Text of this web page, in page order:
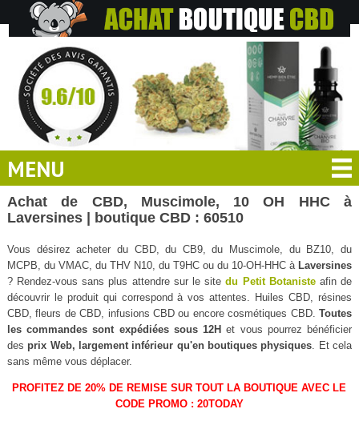
MENU
Achat de CBD, Muscimole, 10 OH HHC à
Laversines | boutique CBD : 60510
Vous désirez acheter du CBD, du CB9, du Muscimole, du BZ10, du
MCPB, du VMAC, du THV N10, du T9HC ou du 10-OH-HHC à Laversines
? Rendez-vous sans plus attendre sur le sitedu Petit Botanisteafin de
découvrir le produit qui correspond à vos attentes. Huiles CBD, résines
CBD, fleurs de CBD, infusions CBD ou encore cosmétiques CBD.Toutes
les commandes sont expédiées sous 12H et vous pourrez bénéficier
des prix Web, largement inférieur qu'en boutiques physiques . Et cela
sans même vous déplacer.
PROFITEZ DE 20% DE REMISE SUR TOUT LA BOUTIQUE AVEC LE
CODE PROMO : 20TODAY